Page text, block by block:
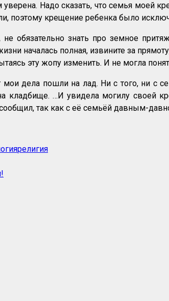
Надо сказать, что семья моей
поэтому крещение ребенка было
обязательно знать про земное
началась полная, извините за
эту жопу изменить. И не могла
мои дела пошли на лад. Ни с того, ни с
кладбище. …И увидела могилу своей
так как с её семьёй давным-
религия